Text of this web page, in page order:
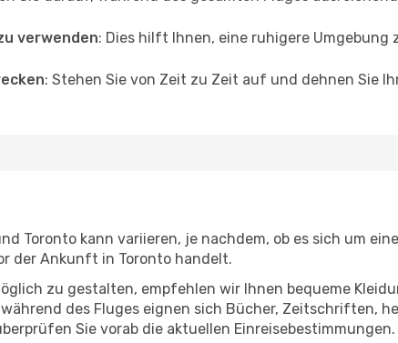
verwenden: Dies hilft Ihnen, eine ruhigere
: Stehen Sie von Zeit zu Zeit auf und dehnen Sie
Toronto kann variieren, je nachdem, ob es sich um
der Ankunft in Toronto handelt.
zu gestalten, empfehlen wir Ihnen bequeme
des Fluges eignen sich Bücher, Zeitschriften,
Sie vorab die aktuellen Einreisebestimmungen.